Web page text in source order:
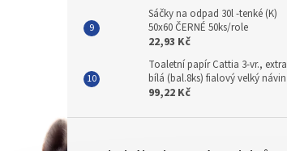
Sáčky na odpad 30l -tenké (K)
50x60 ČERNÉ 50ks/role
22,93 Kč
Toaletní papír Cattia 3-vr., extra
bílá (bal.8ks) fialový velký návin
99,22 Kč